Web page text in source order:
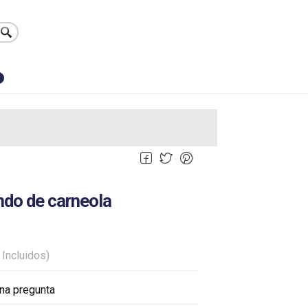
de carneola
Incluidos)
pregunta